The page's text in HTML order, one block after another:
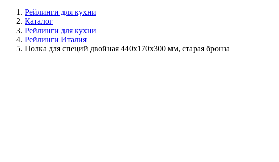
Рейлинги для кухни
Каталог
Рейлинги для кухни
Рейлинги Италия
Полка для специй двойная 440х170х300 мм, старая бронза